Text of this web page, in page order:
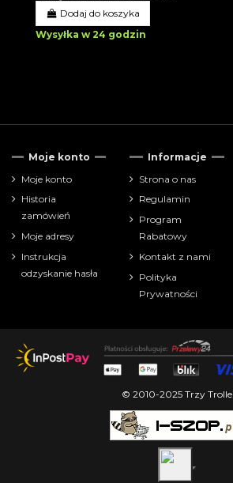
Dodaj do koszyka
Wysyłka w 24 godzin
Moje konto
Moje konto
Historia
zamówień
Moje adresy
Instrukcja
odzyskanie hasła
Informacje
Strona o nas
Regulamin
Program
Rabatowy
Kontakt z nami
Polityka
Prywatności
© 2010-2025 Trzy Trolle